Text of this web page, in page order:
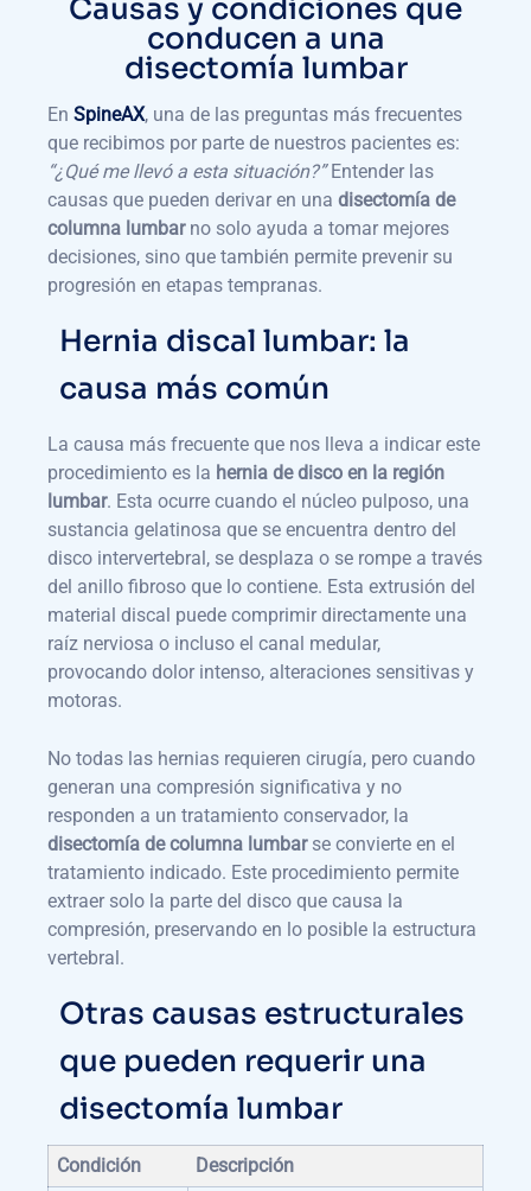
Causas y condiciones que
conducen a una
disectomía lumbar
En SpineAX, una de las preguntas más frecuentes
que recibimos por parte de nuestros pacientes es:
“¿Qué me llevó a esta situación?”Entender las
causas que pueden derivar en una disectomía de
columna lumbarno solo ayuda a tomar mejores
decisiones, sino que también permite prevenir su
progresión en etapas tempranas.
Hernia discal lumbar: la
causa más común
La causa más frecuente que nos lleva a indicar este
procedimiento es la hernia de disco en la región
lumbar. Esta ocurre cuando el núcleo pulposo, una
sustancia gelatinosa que se encuentra dentro del
disco intervertebral, se desplaza o se rompe a través
del anillo fibroso que lo contiene. Esta extrusión del
material discal puede comprimir directamente una
raíz nerviosa o incluso el canal medular,
provocando dolor intenso, alteraciones sensitivas y
motoras.
No todas las hernias requieren cirugía, pero cuando
generan una compresión significativa y no
responden a un tratamiento conservador, la
disectomía de columna lumbarse convierte en el
tratamiento indicado. Este procedimiento permite
extraer solo la parte del disco que causa la
compresión, preservando en lo posible la estructura
vertebral.
Otras causas estructurales
que pueden requerir una
disectomía lumbar
Condición Descripción